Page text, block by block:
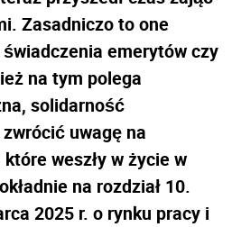
Zasadniczo to one
emerytów czy
na tym polega
solidarność
uwagę na
weszły w życie w
na rozdział 10.
2025 r. o rynku pracy i